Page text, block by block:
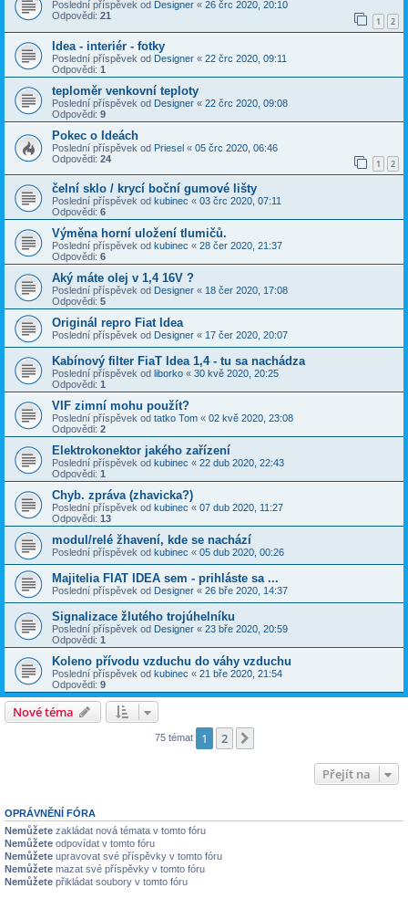
Poslední příspěvek od Designer « 26 črc 2020, 20:10
Odpovědi: 21 1 2
Idea - interiér - fotky
Poslední příspěvek od Designer « 22 črc 2020, 09:11
Odpovědi: 1
teploměr venkovní teploty
Poslední příspěvek od Designer « 22 črc 2020, 09:08
Odpovědi: 9
Pokec o Ideách
Poslední příspěvek od Priesel « 05 črc 2020, 06:46
Odpovědi: 24 1 2
čelní sklo / krycí boční gumové lišty
Poslední příspěvek od kubinec « 03 črc 2020, 07:11
Odpovědi: 6
Výměna horní uložení tlumičů.
Poslední příspěvek od kubinec « 28 čer 2020, 21:37
Odpovědi: 6
Aký máte olej v 1,4 16V ?
Poslední příspěvek od Designer « 18 čer 2020, 17:08
Odpovědi: 5
Originál repro Fiat Idea
Poslední příspěvek od Designer « 17 čer 2020, 20:07
Kabínový filter FiaT Idea 1,4 - tu sa nachádza
Poslední příspěvek od liborko « 30 kvě 2020, 20:25
Odpovědi: 1
VIF zimní mohu použít?
Poslední příspěvek od tatko Tom « 02 kvě 2020, 23:08
Odpovědi: 2
Elektrokonektor jakého zařízení
Poslední příspěvek od kubinec « 22 dub 2020, 22:43
Odpovědi: 1
Chyb. zpráva (zhavicka?)
Poslední příspěvek od kubinec « 07 dub 2020, 11:27
Odpovědi: 13
modul/relé žhavení, kde se nachází
Poslední příspěvek od kubinec « 05 dub 2020, 00:26
Majitelia FIAT IDEA sem - prihláste sa ...
Poslední příspěvek od Designer « 26 bře 2020, 14:37
Signalizace žlutého trojúhelníku
Poslední příspěvek od Designer « 23 bře 2020, 20:59
Odpovědi: 1
Koleno přívodu vzduchu do váhy vzduchu
Poslední příspěvek od kubinec « 21 bře 2020, 21:54
Odpovědi: 9
Nové téma
75 témat 1 2
Přejít na
OPRÁVNĚNÍ FÓRA
Nemůžete zakládat nová témata v tomto fóru
Nemůžete odpovídat v tomto fóru
Nemůžete upravovat své příspěvky v tomto fóru
Nemůžete mazat své příspěvky v tomto fóru
Nemůžete přikládat soubory v tomto fóru